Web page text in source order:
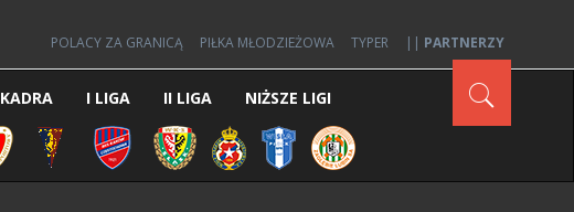
POLACY ZA GRANICĄ PIŁKA MŁODZIEŻOWA TYPER || PARTNERZY
KADRA I LIGA II LIGA NIŻSZE LIGI